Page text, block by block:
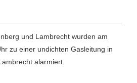
und Lambrecht wurden am
zu einer undichten Gasleitung in
alarmiert.